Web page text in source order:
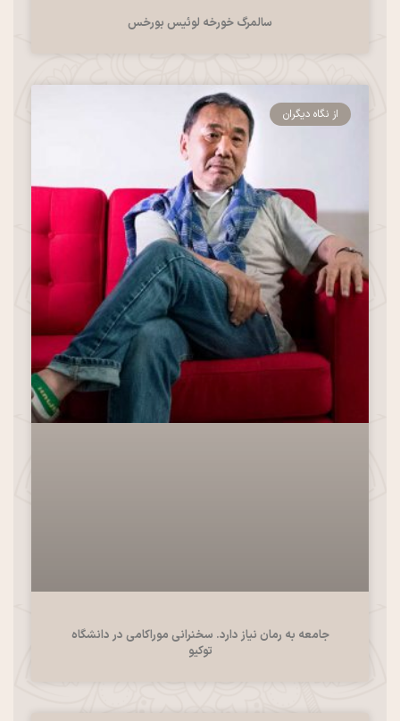
سالمرگ خورخه لوئیس بورخس
از نگاه دیگران
جامعه به رمان نیاز دارد. سخنرانی موراکامی در دانشگاه
توکیو